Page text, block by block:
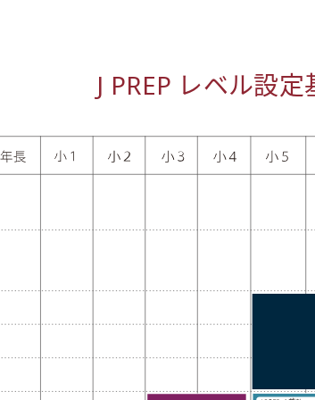
J PREP レベル設定